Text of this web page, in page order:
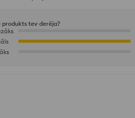
produkts tev derēja?